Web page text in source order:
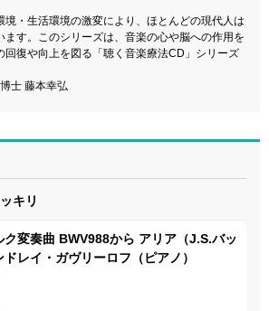
境・生活環境の激変により、ほとんどの現代人は
ます。このシリーズは、音楽の心や脳への作用を
回復や向上を図る「聴く音楽療法CD」シリーズ
士 藤本幸弘
キリ
ク変奏曲 BWV988から アリア（J.S.バッ
レイ・ガヴリーロフ（ピアノ）